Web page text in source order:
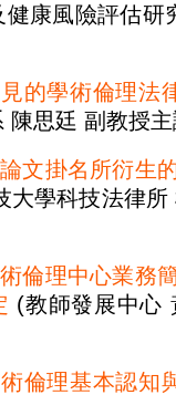
康風險評估研
的學術倫理法
陳思廷 副教授
文掛名所衍生
大學科技法律所
倫理中心業務
(教師發展中心
倫理基本認知